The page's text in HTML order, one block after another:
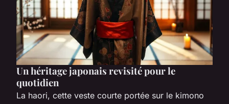
Un héritage japonais revisité pour le
quotidien
La haori, cette veste courte portée sur le kimono